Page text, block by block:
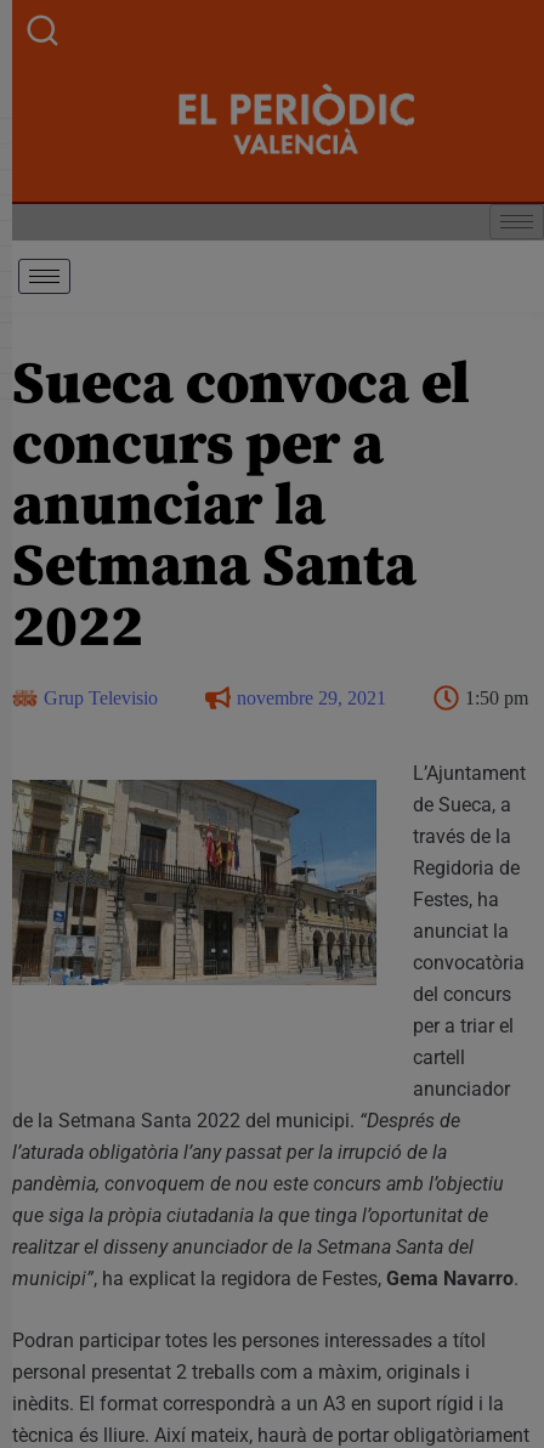
Sueca convoca el
concurs per a
anunciar la
Setmana Santa
2022
Grup Televisio novembre 29, 2021 1:50 pm
L’Ajuntament
de Sueca, a
través de la
Regidoria de
Festes, ha
anunciat la
convocatòria
del concurs
per a triar el
cartell
anunciador
de la Setmana Santa 2022 del municipi. “Després de
l’aturada obligatòria l’any passat per la irrupció de la
pandèmia, convoquem de nou este concurs amb l’objectiu
que siga la pròpia ciutadania la que tinga l’oportunitat de
realitzar el disseny anunciador de la Setmana Santa del
municipi”, ha explicat la regidora de Festes, Gema Navarro.
Podran participar totes les persones interessades a títol
personal presentat 2 treballs com a màxim, originals i
inèdits. El format correspondrà a un A3 en suport rígid i la
tècnica és lliure. Així mateix, haurà de portar obligatòriament